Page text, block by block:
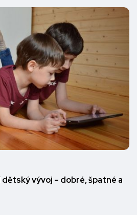
vývoj – dobré, špatné a